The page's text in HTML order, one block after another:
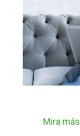
Mira más